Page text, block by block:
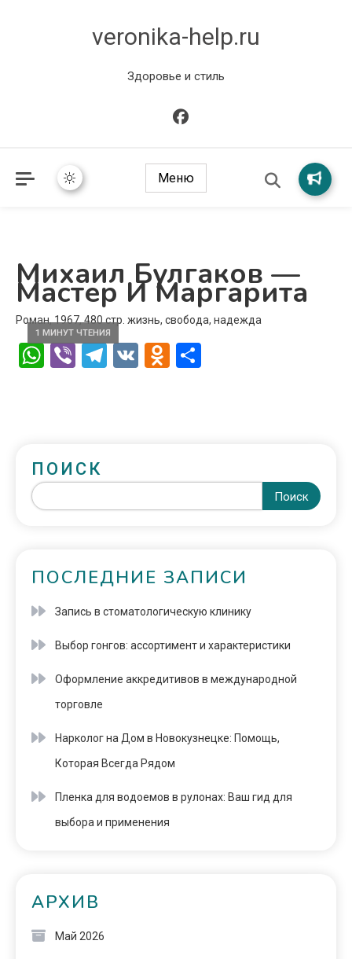
veronika-help.ru
Здоровье и стиль
Меню
Михаил Булгаков —
Мастер И Маргарита
1 МИНУТ ЧТЕНИЯ
Роман, 1967, 480 стр. жизнь, свобода, надежда
WhatsApp
ViberTelegram
VK Odnoklassniki
ПОИСК
Поиск
ПОСЛЕДНИЕ ЗАПИСИ
Запись в стоматологическую клинику
Выбор гонгов: ассортимент и характеристики
Оформление аккредитивов в международной
торговле
Нарколог на Дом в Новокузнецке: Помощь,
Которая Всегда Рядом
Пленка для водоемов в рулонах: Ваш гид для
выбора и применения
АРХИВ
Май 2026